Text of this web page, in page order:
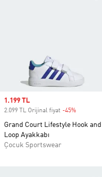
Sale price
1.199 TL
2.099 TL Orijinal fiyat -45%
Grand Court Lifestyle Hook and
Loop Ayakkabı
Çocuk Sportswear